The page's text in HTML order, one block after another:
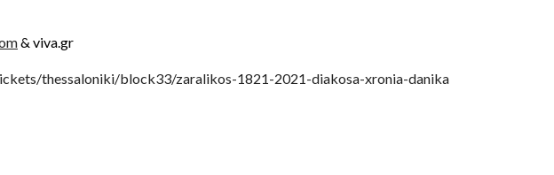
& viva.gr
thessaloniki/block33/zaralikos-1821-2021-diakosa-xronia-danika